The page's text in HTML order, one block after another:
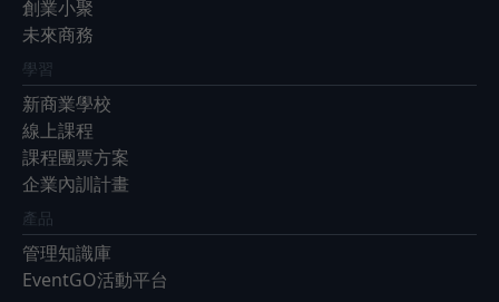
創業小聚
未來商務
學習
新商業學校
線上課程
課程團票方案
企業內訓計畫
產品
管理知識庫
EventGO活動平台